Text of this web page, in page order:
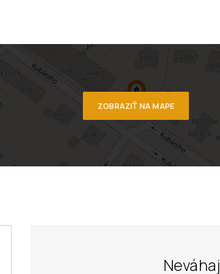
ZOBRAZIŤ NA MAPE